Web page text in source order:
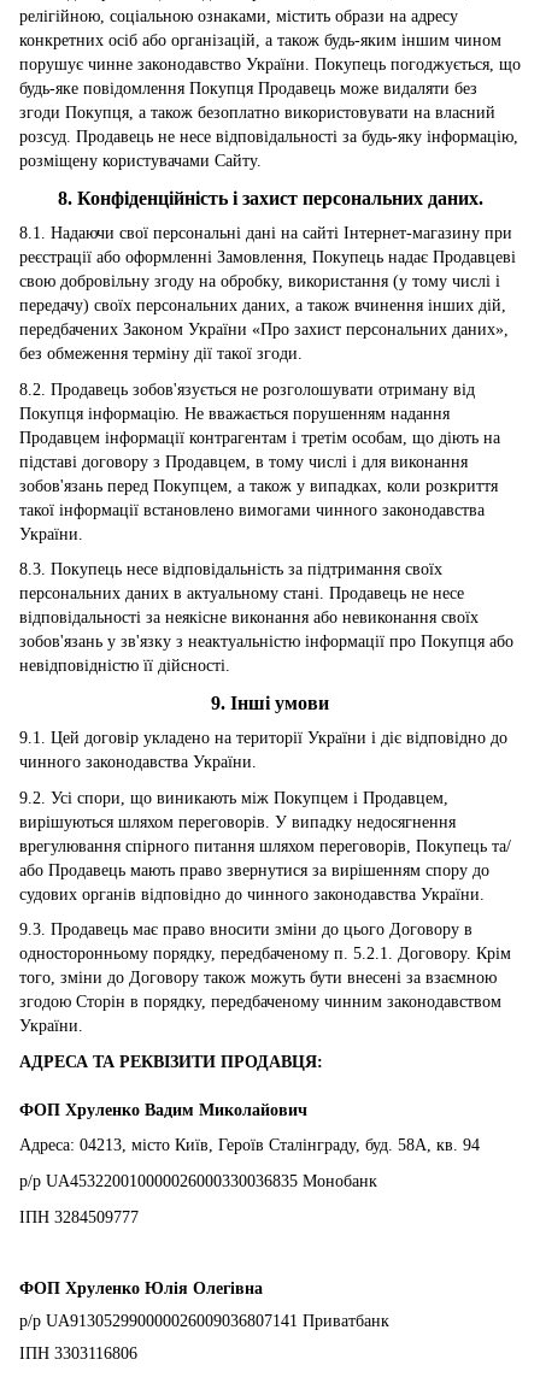
релігійною, соціальною ознаками, містить образи на адресу
конкретних осіб або організацій, а також будь-яким іншим чином
порушує чинне законодавство України. Покупець погоджується, що
будь-яке повідомлення Покупця Продавець може видаляти без
згоди Покупця, а також безоплатно використовувати на власний
розсуд. Продавець не несе відповідальності за будь-яку інформацію,
розміщену користувачами Сайту.
8. Конфіденційність і захист персональних даних.
8.1. Надаючи свої персональні дані на сайті Інтернет-магазину при
реєстрації або оформленні Замовлення, Покупець надає Продавцеві
свою добровільну згоду на обробку, використання (у тому числі і
передачу) своїх персональних даних, а також вчинення інших дій,
передбачених Законом України «Про захист персональних даних»,
без обмеження терміну дії такої згоди.
8.2. Продавець зобов'язується не розголошувати отриману від
Покупця інформацію. Не вважається порушенням надання
Продавцем інформації контрагентам і третім особам, що діють на
підставі договору з Продавцем, в тому числі і для виконання
зобов'язань перед Покупцем, а також у випадках, коли розкриття
такої інформації встановлено вимогами чинного законодавства
України.
8.3. Покупець несе відповідальність за підтримання своїх
персональних даних в актуальному стані. Продавець не несе
відповідальності за неякісне виконання або невиконання своїх
зобов'язань у зв'язку з неактуальністю інформації про Покупця або
невідповідністю її дійсності.
9. Інші умови
9.1. Цей договір укладено на території України і діє відповідно до
чинного законодавства України.
9.2. Усі спори, що виникають між Покупцем і Продавцем,
вирішуються шляхом переговорів. У випадку недосягнення
врегулювання спірного питання шляхом переговорів, Покупець та/
або Продавець мають право звернутися за вирішенням спору до
судових органів відповідно до чинного законодавства України.
9.3. Продавець має право вносити зміни до цього Договору в
односторонньому порядку, передбаченому п. 5.2.1. Договору. Крім
того, зміни до Договору також можуть бути внесені за взаємною
згодою Сторін в порядку, передбаченому чинним законодавством
України.
АДРЕСА ТА РЕКВІЗИТИ ПРОДАВЦЯ:
ФОП Хруленко Вадим Миколайович
Адреса: 04213, місто Київ, Героїв Сталінграду, буд. 58А, кв. 94
р/р UA453220010000026000330036835 Монобанк
ІПН 3284509777
ФОП Хруленко Юлія Олегівна
р/р UA913052990000026009036807141 Приватбанк
ІПН 3303116806